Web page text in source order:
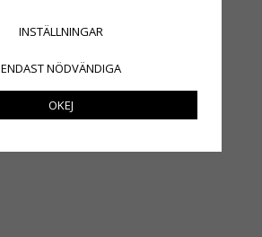
INSTÄLLNINGAR
ENDAST NÖDVÄNDIGA
OKEJ